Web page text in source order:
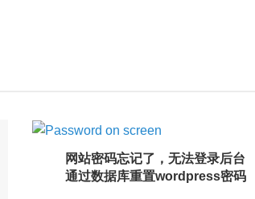
网站密码忘记了，无法登录后台
通过数据库重置wordpress密码